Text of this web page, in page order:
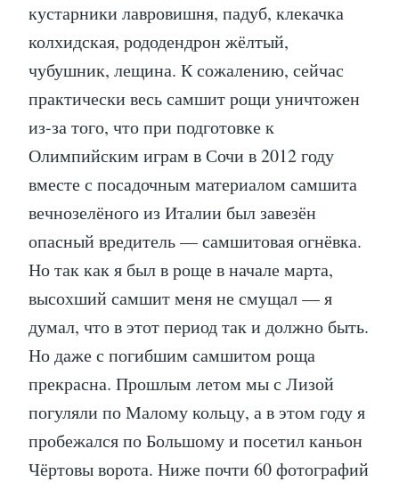
кустарники лавровишня, падуб, клекачка
колхидская, рододендрон жёлтый,
чубушник, лещина. К сожалению, сейчас
практически весь самшит рощи уничтожен
из-за того, что при подготовке к
Олимпийским играм в Сочи в 2012 году
вместе с посадочным материалом самшита
вечнозелёного из Италии был завезён
опасный вредитель — самшитовая огнёвка.
Но так как я был в роще в начале марта,
высохший самшит меня не смущал — я
думал, что в этот период так и должно быть.
Но даже с погибшим самшитом роща
прекрасна. Прошлым летом мы с Лизой
погуляли по Малому кольцу, а в этом году я
пробежался по Большому и посетил каньон
Чёртовы ворота. Ниже почти 60 фотографий